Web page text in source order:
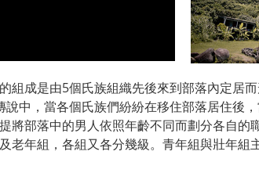
組成是由5個氏族組織先後來到部落內定居
中，當各個氏族們紛紛在移住部落居住後
將部落中的男人依照年齡不同而劃分各自的
老年組，各組又各分幾級。青年組與壯年組